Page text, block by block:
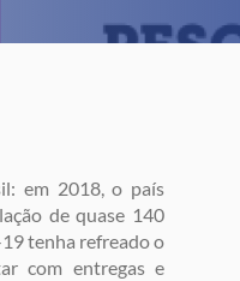
em 2018, o país
de quase 140
tenha refreado o
com entregas e